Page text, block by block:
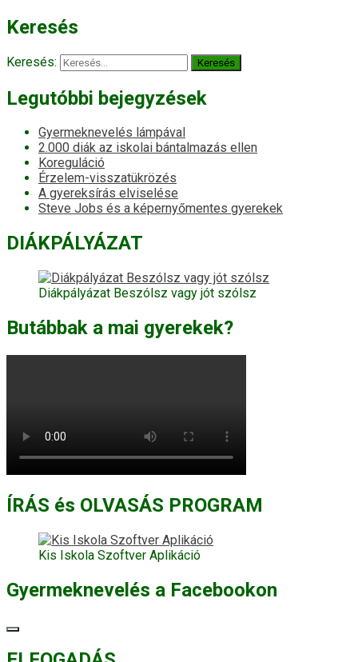
Keresés
Keresés:
Legutóbbi bejegyzések
Gyermeknevelés lámpával
2.000 diák az iskolai bántalmazás ellen
Koreguláció
Érzelem-visszatükrözés
A gyereksírás elviselése
Steve Jobs és a képernyőmentes gyerekek
DIÁKPÁLYÁZAT
Diákpályázat Beszólsz vagy jót szólsz
Butábbak a mai gyerekek?
ÍRÁS és OLVASÁS PROGRAM
Kis Iskola Szoftver Aplikáció
Gyermeknevelés a Facebookon